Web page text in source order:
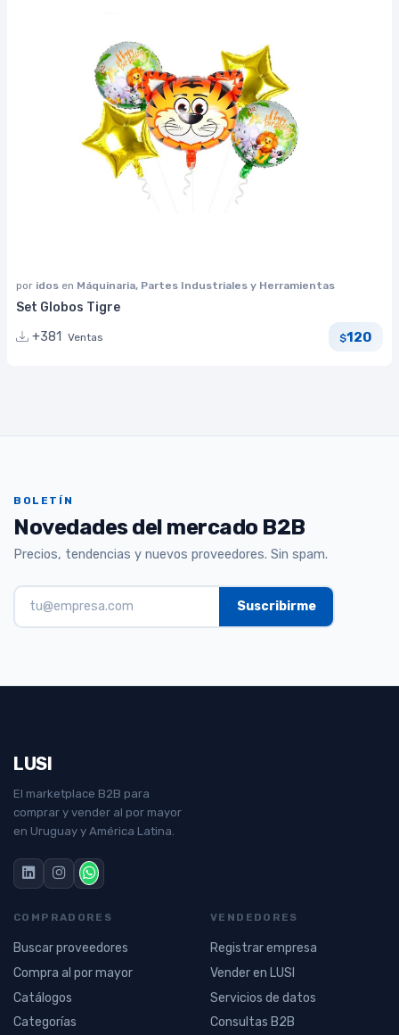
por idos en Máquinaria, Partes Industriales y Herramientas
Set Globos Tigre
+381
Ventas $120
BOLETÍN
Novedades del mercado B2B
Precios, tendencias y nuevos proveedores. Sin spam.
LUSI
El marketplace B2B para
comprar y vender al por mayor
en Uruguay y América Latina.
COMPRADORES
Buscar proveedores
Compra al por mayor
Catálogos
Categorías
VENDEDORES
Registrar empresa
Vender en LUSI
Servicios de datos
Consultas B2B